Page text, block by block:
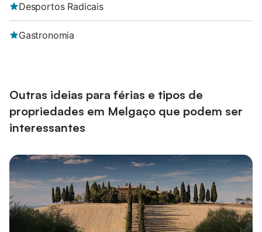
Desportos Radicais
Gastronomia
Outras ideias para férias e tipos de
propriedades em Melgaço que podem ser
interessantes